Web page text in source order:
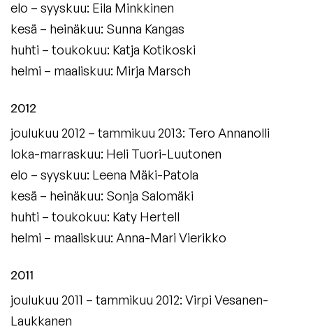
elo – syyskuu: Eila Minkkinen
kesä – heinäkuu: Sunna Kangas
huhti – toukokuu: Katja Kotikoski
helmi – maaliskuu: Mirja Marsch
2012
joulukuu 2012 – tammikuu 2013: Tero Annanolli
loka-marraskuu: Heli Tuori-Luutonen
elo – syyskuu: Leena Mäki-Patola
kesä – heinäkuu: Sonja Salomäki
huhti – toukokuu: Katy Hertell
helmi – maaliskuu: Anna-Mari Vierikko
2011
joulukuu 2011 – tammikuu 2012: Virpi Vesanen-
Laukkanen